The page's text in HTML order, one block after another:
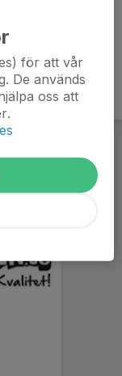
för att vår
De används
oss att